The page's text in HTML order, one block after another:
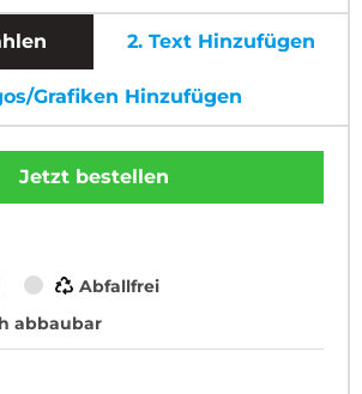
2. Text Hinzufügen
Grafiken Hinzufügen
Jetzt bestellen
Abfallfrei
abbaubar